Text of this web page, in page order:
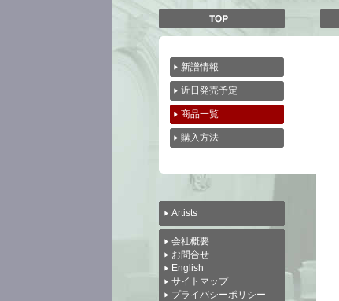
新譜情報
近日発売予定
商品一覧
購入方法
Artists
会社概要
お問合せ
English
サイトマップ
プライバシーポリシー